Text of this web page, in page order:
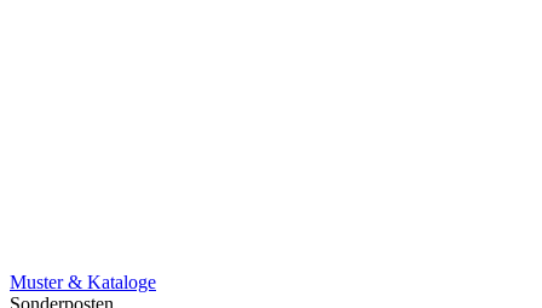
Muster & Kataloge
Sonderposten